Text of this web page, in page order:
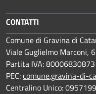
CONTATTI
Comune di Gravina di
Viale Guglielmo Marconi,
Partita IVA: 80006830873
PEC:comune.gravina-di-
Centralino Unico: